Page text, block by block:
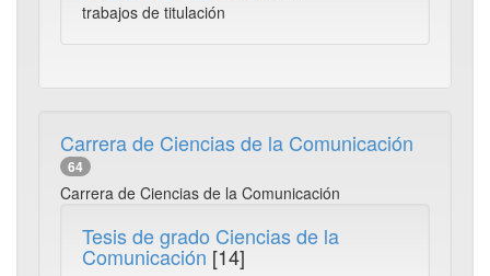
trabajos de titulación
Carrera de Ciencias de la Comunicación
64
Carrera de Ciencias de la Comunicación
Tesis de grado Ciencias de la
Comunicación [14]